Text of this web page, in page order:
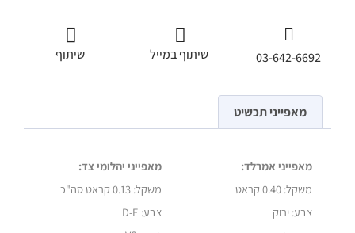
03-642-6692 שיתוף במייל שיתוף
מאפייני תכשיט
מאפייני אמרלד:
מאפייני יהלומי צד:
משקל: 0.40 קראט
משקל: 0.13 קראט סה"כ
צבע: ירוק
צבע: D-E